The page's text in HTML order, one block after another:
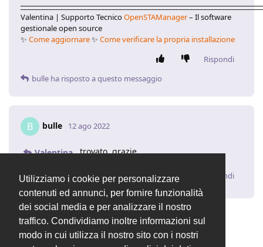
Utilizziamo i cookie per personalizzare
contenuti ed annunci, per fornire funzionalità
dei social media e per analizzare il nostro
traffico. Condividiamo inoltre informazioni sul
modo in cui utilizza il nostro sito con i nostri
Valentina | Supporto TecnicoOpenSTAManager– Il software
gestionale open source
✨ Come aggiornare✨ Come verificare la propria installazione
Rispondi
bulle ha risposto a questo messaggio
B bulle 12 ago 2022
Valentina trovato, grazie
Rispondi
2 MESIDOPO